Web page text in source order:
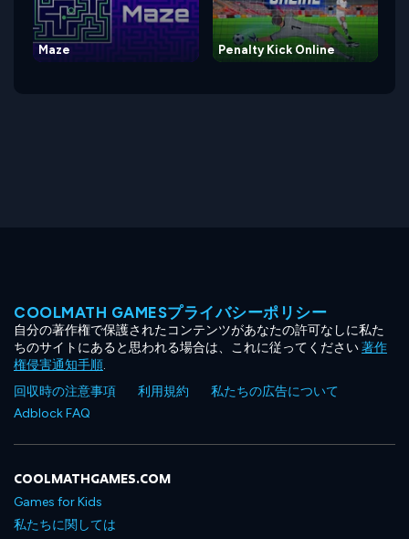
Maze Penalty Kick Online
COOLMATH GAMESプライバシーポリシー
自分の著作権で保護されたコンテンツがあなたの許可なしに私た
ちのサイトにあると思われる場合は、これに従ってください著作
権侵害通知手順.
回収時の注意事項
利用規約
私たちの広告について
Adblock FAQ
COOLMATHGAMES.COM
Games for Kids
私たちに関しては